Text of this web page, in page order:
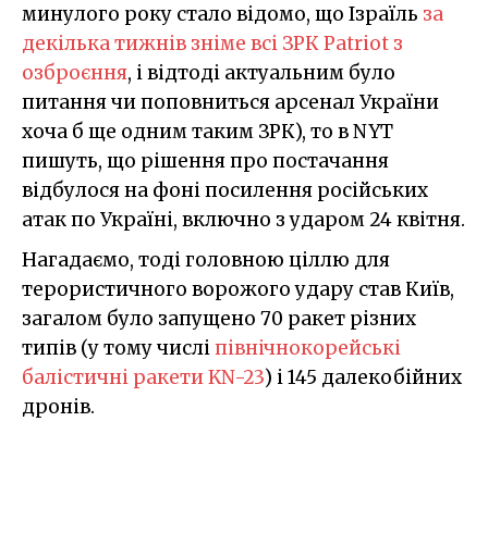
минулого року стало відомо, що Ізраїль за
декілька тижнів зніме всі ЗРК Patriot з
озброєння, і відтоді актуальним було
питання чи поповниться арсенал України
хоча б ще одним таким ЗРК), то в NYT
пишуть, що рішення про постачання
відбулося на фоні посилення російських
атак по Україні, включно з ударом 24 квітня.
Нагадаємо, тоді головною ціллю для
терористичного ворожого удару став Київ,
загалом було запущено 70 ракет різних
типів (у тому числіпівнічнокорейські
балістичні ракети KN-23) і 145 далекобійних
дронів.